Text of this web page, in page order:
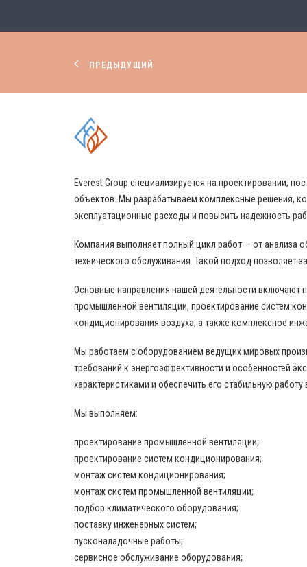
ПРЕДЫДУЩИЙ
Everest Group специализируется на проектировании,
объектов. Мы разрабатываем комплексные решения,
эксплуатационные расходы и повысить надежность
Компания выполняет полный цикл работ — от анализа
технического обслуживания. Такой подход позволяет
Основные направления нашей деятельности
промышленной вентиляции, проектирование систем
кондиционирования воздуха, а также комплексное
Мы работаем с оборудованием ведущих мировых
требований к энергоэффективности и особенностей
характеристиками и обеспечить его стабильную работу
Мы выполняем:
проектирование промышленной вентиляции;
проектирование систем кондиционирования;
монтаж систем кондиционирования;
монтаж систем промышленной вентиляции;
подбор климатического оборудования;
поставку инженерных систем;
пусконаладочные работы;
сервисное обслуживание оборудования;